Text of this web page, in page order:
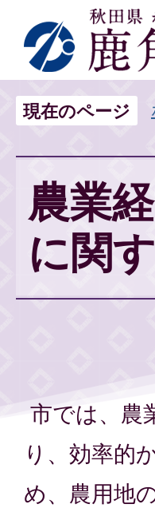
現在のページ
農業
に関
市では、農
り、効率的
め、農用地